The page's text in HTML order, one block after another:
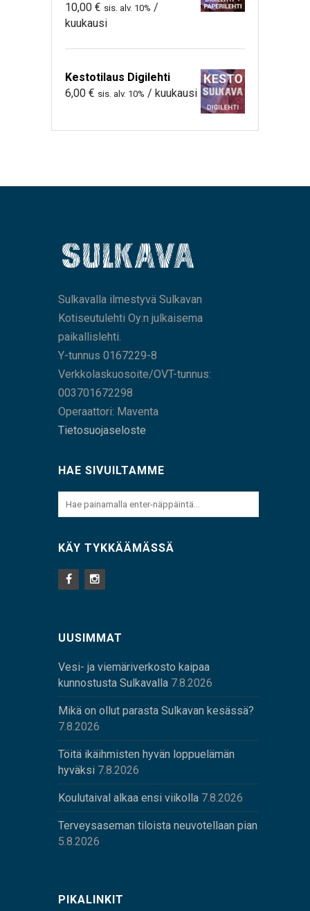
10,00 € sis. alv. 10% /
kuukausi
Kestotilaus Digilehti
6,00 € sis. alv. 10% / kuukausi
Sulkavalla ilmestyvä Sulkavan
Kotiseutulehti Oy:n julkaisema
paikallislehti.
Y-tunnus 0167229-8
Verkkolaskuosoite/OVT-tunnus:
003701672298
Operaattori: Maventa
Tietosuojaseloste
HAE SIVUILTAMME
KÄY TYKKÄÄMÄSSÄ
UUSIMMAT
Vesi- ja viemäriverkosto kaipaa
kunnostusta Sulkavalla 7.8.2026
Mikä on ollut parasta Sulkavan kesässä?
7.8.2026
Töitä ikäihmisten hyvän loppuelämän
hyväksi 7.8.2026
Koulutaival alkaa ensi viikolla 7.8.2026
Terveysaseman tiloista neuvotellaan pian
5.8.2026
PIKALINKIT